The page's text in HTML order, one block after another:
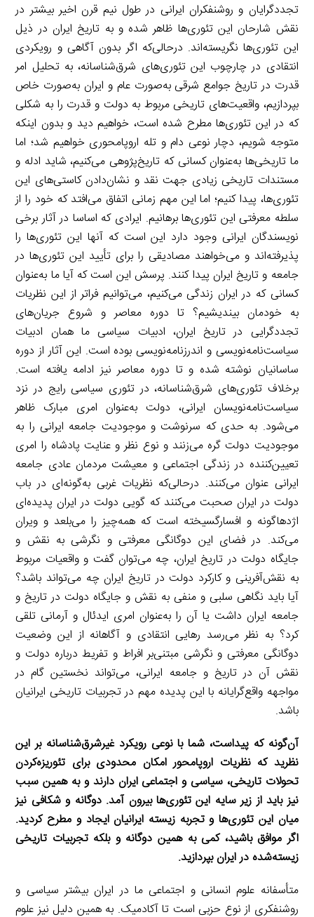
تجددگرایان و روشنفکران ایرانی در طول نیم قرن اخیر بیشتر در
نقش شارحان این تئوری‌ها ظاهر شده و به تاریخ ایران در ذیل
این تئوری‌ها نگریسته‌اند. درحالی‌که اگر بدون آگاهی و رویکردی
انتقادی در چارچوب این تئوری‌های شرق‌شناسانه، به تحلیل امر
قدرت در تاریخ جوامع شرقی به‌صورت عام و ایران به‌صورت خاص
بپردازیم، واقعیت‌های تاریخی مربوط به دولت و قدرت را به شکلی
که در این تئوری‌ها مطرح شده است، خواهیم دید و بدون اینکه
متوجه شویم، دچار نوعی دام و تله اروپامحوری خواهیم شد؛ اما
ما تاریخی‌ها به‌عنوان کسانی که تاریخ‌پژوهی می‌کنیم، شاید ادله و
مستندات تاریخی زیادی جهت نقد و نشان‌دادن کاستی‌های این
تئوری‌ها، پیدا کنیم؛ اما این مهم زمانی اتفاق می‌افتد که خود را از
سلطه معرفتی این تئوری‌ها برهانیم. ایرادی که اساسا در آثار برخی
نویسندگان ایرانی وجود دارد این است که آنها این تئوری‌ها را
پذیرفته‌اند و می‌خواهند مصادیقی را برای تأیید این تئوری‌ها در
جامعه و تاریخ ایران پیدا کنند. پرسش این است که آیا ما به‌عنوان
کسانی که در ایران زندگی می‌کنیم، می‌توانیم فراتر از این نظریات
به خودمان بیندیشیم؟ تا دوره معاصر و شروع جریان‌های
تجددگرایی در تاریخ ایران، ادبیات سیاسی ما همان ادبیات
سیاست‌نامه‌نویسی و اندرزنامه‌نویسی بوده است. این آثار از دوره
ساسانیان نوشته ‌شده و تا دوره معاصر نیز ادامه یافته است.
برخلاف تئوری‌های شرق‌شناسانه، در تئوری سیاسی رایج در نزد
سیاست‌نامه‌نویسان ایرانی، دولت به‌عنوان امری ‌مبارک ظاهر
می‌شود. به حدی که سرنوشت و موجودیت جامعه ایرانی را به
موجودیت دولت گره می‌زنند و نوع نظر و عنایت پادشاه را امری
تعیین‌کننده در زندگی اجتماعی و معیشت مردمان عادی جامعه
ایرانی عنوان می‌کنند. درحالی‌که نظریات غربی به‌گونه‌ای در باب
دولت در ایران صحبت می‌کنند که گویی دولت در ایران پدیده‌ای
اژدهاگونه و افسارگسیخته است که همه‌چیز را می‌بلعد و ویران
می‌کند. در فضای این دوگانگی معرفتی و نگرشی به نقش و
جایگاه دولت در تاریخ ایران، چه می‌توان گفت و واقعیات مربوط
به نقش‌آفرینی و کارکرد دولت در تاریخ ایران چه می‌تواند باشد؟
آیا باید نگاهی سلبی و منفی به نقش و جایگاه دولت در تاریخ و
جامعه ایران داشت یا آن را به‌عنوان امری ایدئال و آرمانی ‌‌تلقی
کرد؟ به نظر می‌رسد رهایی انتقادی و آگاهانه از این وضعیت
دوگانگی معرفتی و نگرشی مبتنی‌بر افراط‌ و تفریط درباره دولت و
نقش آن در تاریخ و جامعه ایرانی، می‌تواند نخستین گام در
مواجهه واقع‌گرایانه با این پدیده مهم در تجربیات تاریخی ایرانیان
باشد.
آن‌گونه که پیداست، شما با نوعی رویکرد غیرشرق‌شناسانه بر این
نظرید که نظریات اروپامحور امکان محدودی برای تئوریزه‌کردن
تحولات تاریخی، سیاسی و اجتماعی ایران دارند و به همین سبب
نیز باید از زیر سایه این تئوری‌ها بیرون آمد. دوگانه و شکافی نیز
میان این تئوری‌ها و تجربه زیسته ایرانیان ایجاد و مطرح کردید.
اگر موافق باشید، کمی به همین دوگانه و بلکه تجربیات تاریخی
زیسته‌شده در ایران بپردازید.
متأسفانه علوم انسانی و اجتماعی ما در ایران بیشتر سیاسی و
روشنفکری از نوع حزبی است تا آکادمیک. به همین دلیل نیز علوم